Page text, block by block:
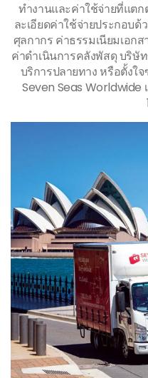
ทำงานและค่าใช้จ่ายที่แต
ละเอียดค่าใช้จ่ายประกอบด้
ศุลกากร ค่าธรรมเนียมเอกส
ค่าดำเนินการคลังพัสดุ บริษั
บริการปลายทาง หรือตั้งใ
Seven Seas Worldwide